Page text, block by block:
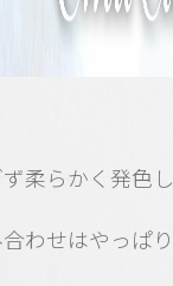
柔らかく発色
わせはやっぱ